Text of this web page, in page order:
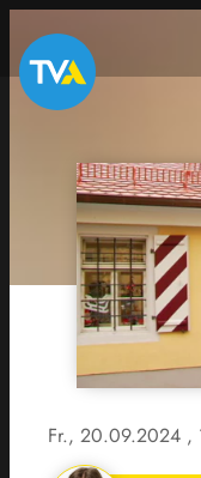
Fr., 20.09.2024 ,